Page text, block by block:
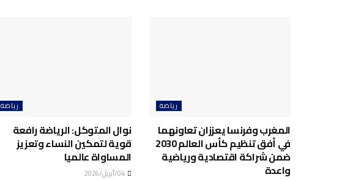
رياضة
المغرب وفرنسا يعززان تعاونهما
في أفق تنظيم كأس العالم 2030
ضمن شراكة اقتصادية ورياضية
واعدة
رياضة
نوال المتوكل: الرياضة رافعة
قوية لتمكين النساء وتعزيز
المساواة عالميا